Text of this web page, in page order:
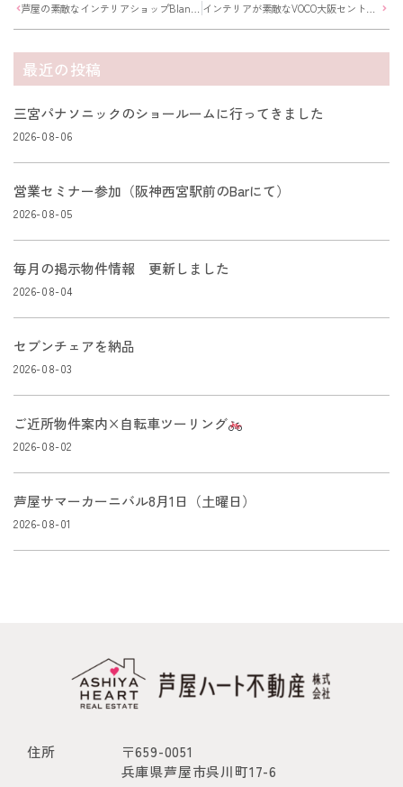
芦屋の素敵なインテリアショップBlanc de Juillet ブランドジュリエ インテリアが素敵なVOCO大阪セントラルでランチ
最近の投稿
三宮パナソニックのショールームに行ってきました
2026-08-06
営業セミナー参加（阪神西宮駅前のBarにて）
2026-08-05
毎月の掲示物件情報 更新しました
2026-08-04
セブンチェアを納品
2026-08-03
ご近所物件案内×自転車ツーリング
2026-08-02
芦屋サマーカーニバル8月1日（土曜日）
2026-08-01
住所
〒659-0051
兵庫県芦屋市呉川町17-6